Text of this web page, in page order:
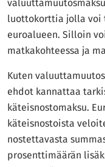
luottokorttia jolla voi
euroalueen. Silloin
matkakohteessa ja
Kuten
ehdot kannattaa
käteisnostomaksu.
käteisnostoista
nostettavasta
prosenttimäärän